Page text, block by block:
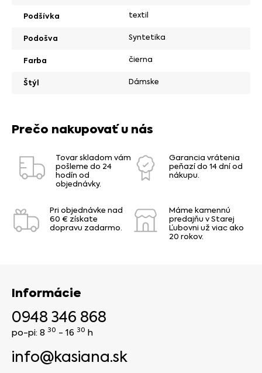
Podšívka textil
Podošva Syntetika
Farba čierna
Štýl Dámske
Prečo nakupovať u nás
Tovar skladom vám
pošleme do 24
hodín od
objednávky.
Garancia vrátenia
peňazí do 14 dní od
nákupu.
Pri objednávke nad
60 € získate
dopravu zadarmo.
Máme kamennú
predajňu v Starej
Ľubovni už viac ako
20 rokov.
Informácie
0948 346 868
po-pi: 8 30 - 16 30 h
info@kasiana.sk